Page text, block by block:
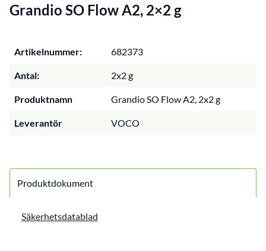
Grandio SO Flow A2, 2×2 g
Artikelnummer: 682373
Antal: 2x2 g
Produktnamn Grandio SO Flow A2, 2x2 g
Leverantör VOCO
Produktdokument
Säkerhetsdatablad